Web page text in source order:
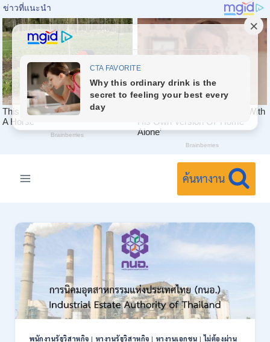
ค้นหางาน
พนักงานรัฐวิสาหกิจ | หางานรัฐวิสาหกิจ | หางานเอกชน |ไม่ต้องผ่าน